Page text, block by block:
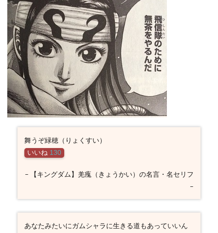
舞うぞ緑穂（りょくすい）
いいね 130
– 【キングダム】羌瘣（きょうかい）の名言・名セリフ
–
あなたみたいにガムシャラに生きる道もあっていいん